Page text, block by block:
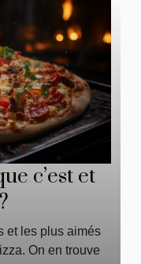
c’est et
et les plus aimés
On en trouve